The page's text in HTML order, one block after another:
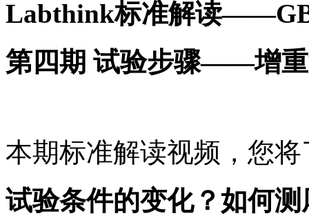
Labthink标准解读
第四期 试验步骤——增
本期标准解读视频，您将
试验条件的变化？如何